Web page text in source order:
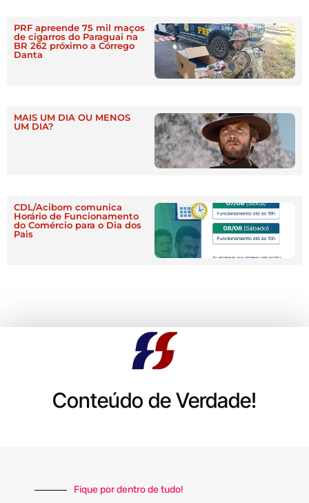
PRF apreende 75 mil maços
de cigarros do Paraguai na
BR 262 próximo a Córrego
Danta
MAIS UM DIA OU MENOS
UM DIA?
CDL/Acibom comunica
Horário de Funcionamento
do Comércio para o Dia dos
Pais
Conteúdo de Verdade!
Fique por dentro de tudo!